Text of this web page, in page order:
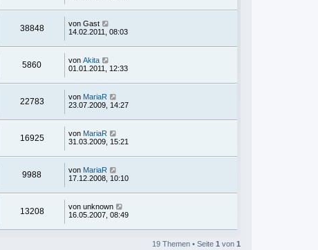
38848 von Gast
14.02.2011, 08:03
5860 von Akita
01.01.2011, 12:33
22783 von MariaR
23.07.2009, 14:27
16925 von MariaR
31.03.2009, 15:21
9988 von MariaR
17.12.2008, 10:10
13208 von unknown
16.05.2007, 08:49
19 Themen • Seite 1 von 1